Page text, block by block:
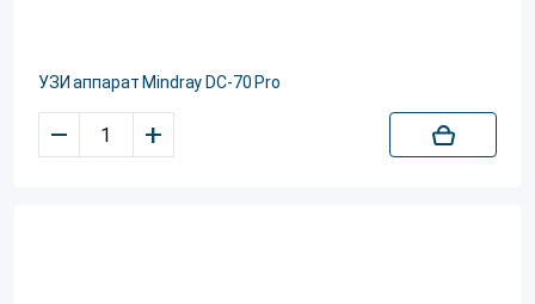
УЗИ аппарат Mindray DC-70 Pro
– +